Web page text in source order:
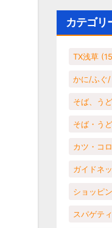
カテゴリ
TX浅草
かに/ふぐ
そば、う
そば・う
カツ・コ
ガイドネ
ショッピ
スパゲティ